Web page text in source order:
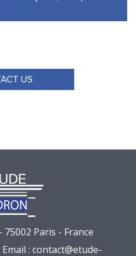
US
75002 Paris - France
: contact@etude-